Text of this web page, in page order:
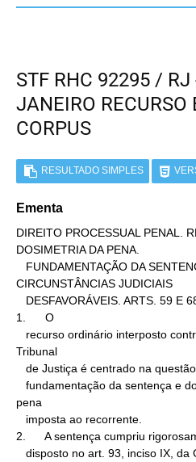
STF RHC 92295 / RJ
JANEIRO RECURSO
CORPUS
RESULTADO SIMPLES
Ementa
DIREITO PROCESSUAL PENAL.
DOSIMETRIA DA PENA.
CIRCUNSTÂNCIAS JUDICIAIS
1.      O
Tribunal
pena
2.      A sentença cumpriu